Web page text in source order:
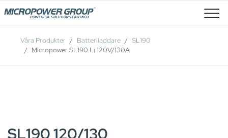
Lediga Tjänster
Våra Produkter Batteriladdare
SL190
Micropower SL190 Li 120V/130A
SL190 120/130